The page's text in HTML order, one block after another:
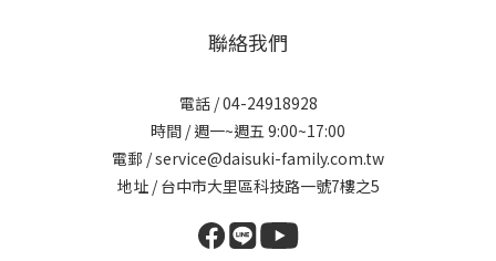
聯絡我們
電話 / 04-24918928
時間 / 週一~週五 9:00~17:00
電郵 / service@daisuki-family.com.tw
地址 / 台中市大里區科技路一號7樓之5